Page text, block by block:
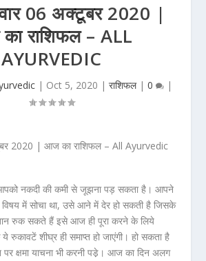
06 अक्टूबर 2020 |
राशिफल – ALL
AYURVEDIC
| Oct 5, 2020 | राशिफल| 0 |
नकदी की कमी से जूझना पड़ सकता है। आपने
में सोचा था, उसे आने में देर हो सकती है जिसके
रुक सकते हैं इसे आज ही पूरा करने के लिये
रुकावटें शीघ्र ही समाप्त हो जाएंगी। हो सकता है
क्षमा याचना भी करनी पडे़। आज का दिन अलग